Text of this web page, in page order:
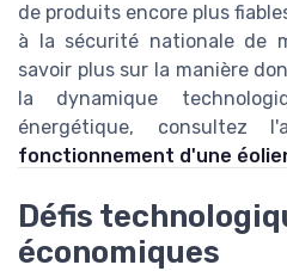
de produits encore plus
à la sécurité nationale de
savoir plus sur la manière
la dynamique
énergétique, consultez
fonctionnement d'une
Défis
économiques